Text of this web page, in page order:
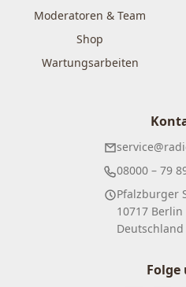
Moderatoren & Team
Shop
Wartungsarbeiten
08000 – 79
Pfalzburger
10717 Berlin
Deutschland
Folge